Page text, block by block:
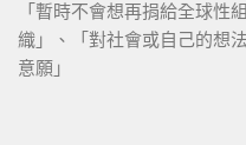
「暫時不會想再捐給全球性
織」、「對社會或自己的想
意願」